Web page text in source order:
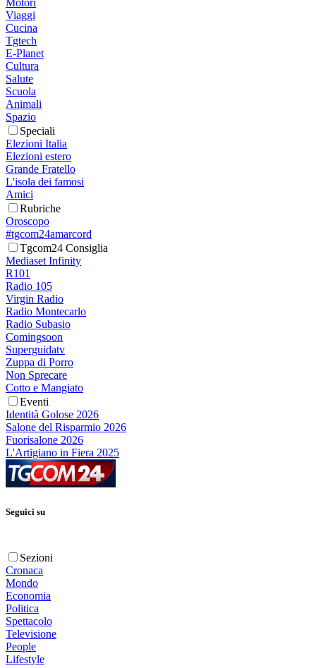
Motori
Viaggi
Cucina
Tgtech
E-Planet
Cultura
Salute
Scuola
Animali
Spazio
Speciali
Elezioni Italia
Elezioni estero
Grande Fratello
L'isola dei famosi
Amici
Rubriche
Oroscopo
#tgcom24amarcord
Tgcom24 Consiglia
Mediaset Infinity
R101
Radio 105
Virgin Radio
Radio Montecarlo
Radio Subasio
Comingsoon
Superguidatv
Zuppa di Porro
Non Sprecare
Cotto e Mangiato
Eventi
Identità Golose 2026
Salone del Risparmio 2026
Fuorisalone 2026
L'Artigiano in Fiera 2025
Seguici su
Sezioni
Cronaca
Mondo
Economia
Politica
Spettacolo
Televisione
People
Lifestyle